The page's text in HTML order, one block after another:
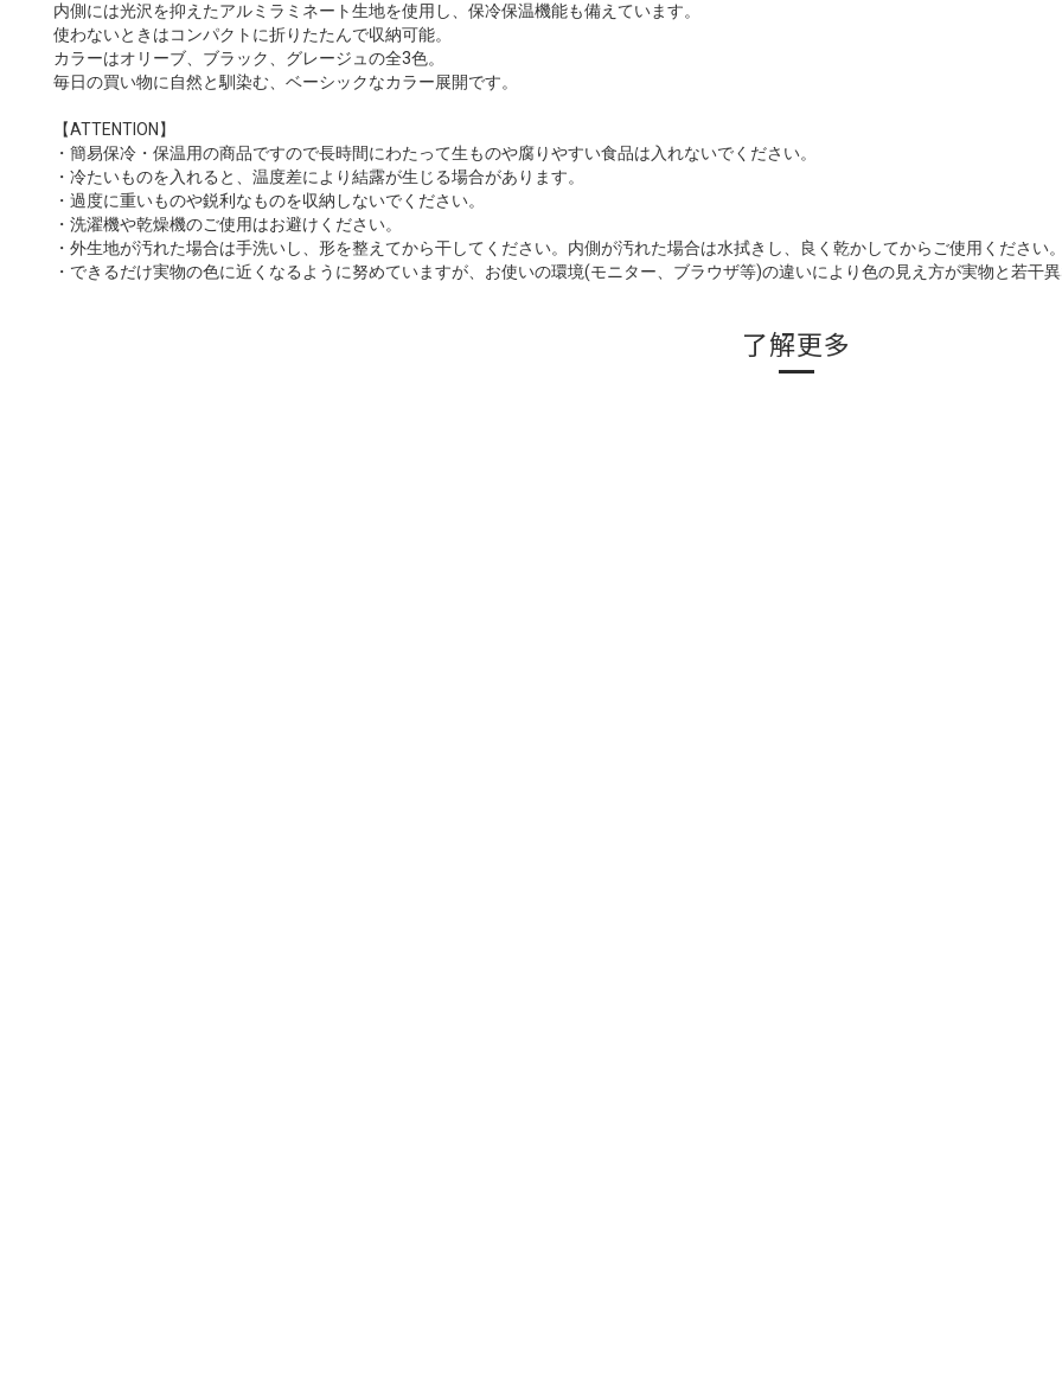
内側には光沢を抑えたアルミラミネート生地を使用し、保冷保温機能も備えています。
使わないときはコンパクトに折りたたんで収納可能。
カラーはオリーブ、ブラック、グレージュの全3色。
毎日の買い物に自然と馴染む、ベーシックなカラー展開です。
【ATTENTION】
・簡易保冷・保温用の商品ですので長時間にわたって生ものや腐りやすい食品は入れないでください。
・冷たいものを入れると、温度差により結露が生じる場合があります。
・過度に重いものや鋭利なものを収納しないでください。
・洗濯機や乾燥機のご使用はお避けください。
・外生地が汚れた場合は手洗いし、形を整えてから干してください。内側が汚れた場合は水拭きし、良く乾かしてからご使用ください。
・できるだけ実物の色に近くなるように努めていますが、お使いの環境(モニター、ブラウザ等)の違いにより色の見え方が実物と若干異
了解更多